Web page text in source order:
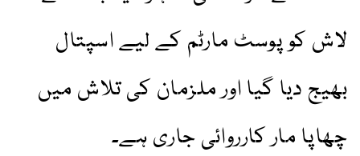
لاش کو پوسٹ مارٹم کے لیے اسپتال
بھیج دیا گیا اور ملزمان کی تلاش میں
چھاپا مار کارروائی جاری ہے۔